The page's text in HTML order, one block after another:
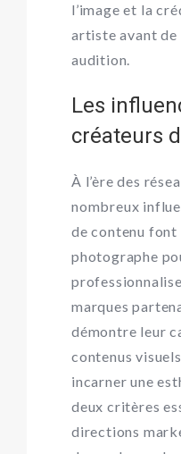
l’image et la
artiste avant de
audition.
Les
créateurs
À l’ère des
nombreux
de contenu
photographe
marques
démontre leur
contenus
incarner une
deux critères
directions